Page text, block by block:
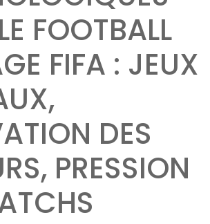
FOOTBALL
FIFA : JEUX
DES
PRESSION